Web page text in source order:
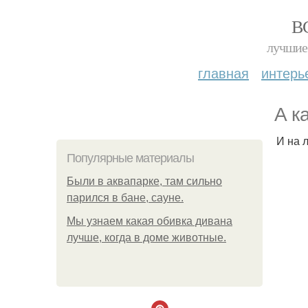
лучшие
главная
А
Популярные материалы
Были в аквапарке, там сильно
парился в бане, сауне.
Мы узнаем какая обивка дивана
лучше, когда в доме животные.
И на